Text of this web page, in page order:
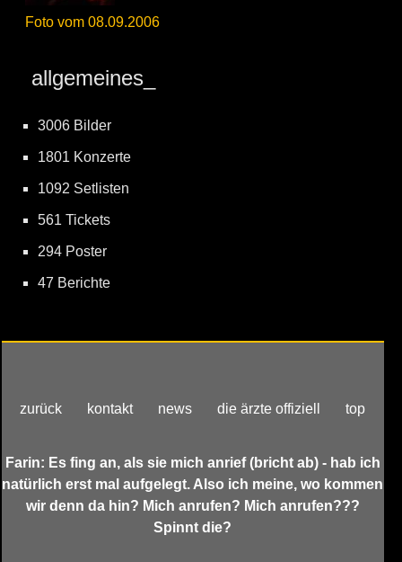
Foto vom 08.09.2006
allgemeines_
3006 Bilder
1801 Konzerte
1092 Setlisten
561 Tickets
294 Poster
47 Berichte
zurück kontakt news die ärzte offiziell top
Farin: Es fing an, als sie mich anrief (bricht ab) - hab ich
natürlich erst mal aufgelegt. Also ich meine, wo kommen
wir denn da hin? Mich anrufen? Mich anrufen???
Spinnt die?